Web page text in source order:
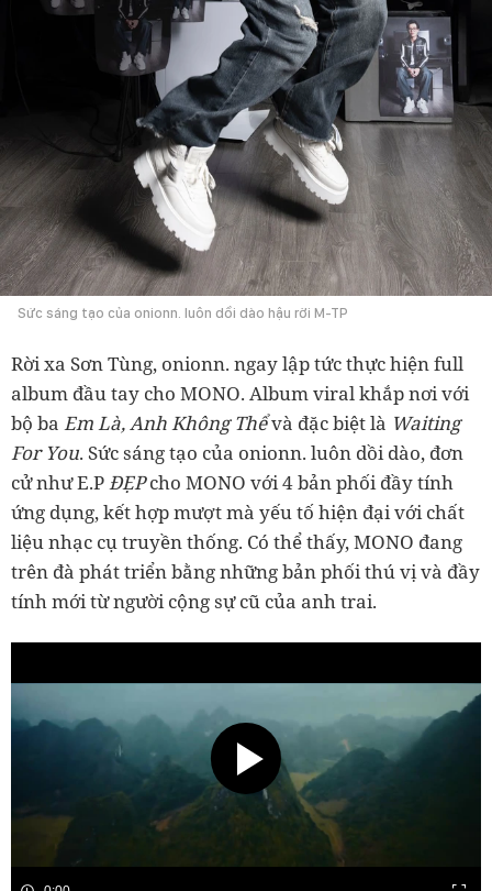
Sức sáng tạo của onionn. luôn dồi dào hậu rời M-TP
Rời xa Sơn Tùng, onionn. ngay lập tức thực hiện full
album đầu tay cho MONO. Album viral khắp nơi với
bộ ba Em Là, Anh Không Thểvà đặc biệt là Waiting
For You. Sức sáng tạo của onionn. luôn dồi dào, đơn
cử như E.PĐẸPcho MONO với 4 bản phối đầy tính
ứng dụng, kết hợp mượt mà yếu tố hiện đại với chất
liệu nhạc cụ truyền thống. Có thể thấy, MONO đang
trên đà phát triển bằng những bản phối thú vị và đầy
tính mới từ người cộng sự cũ của anh trai.